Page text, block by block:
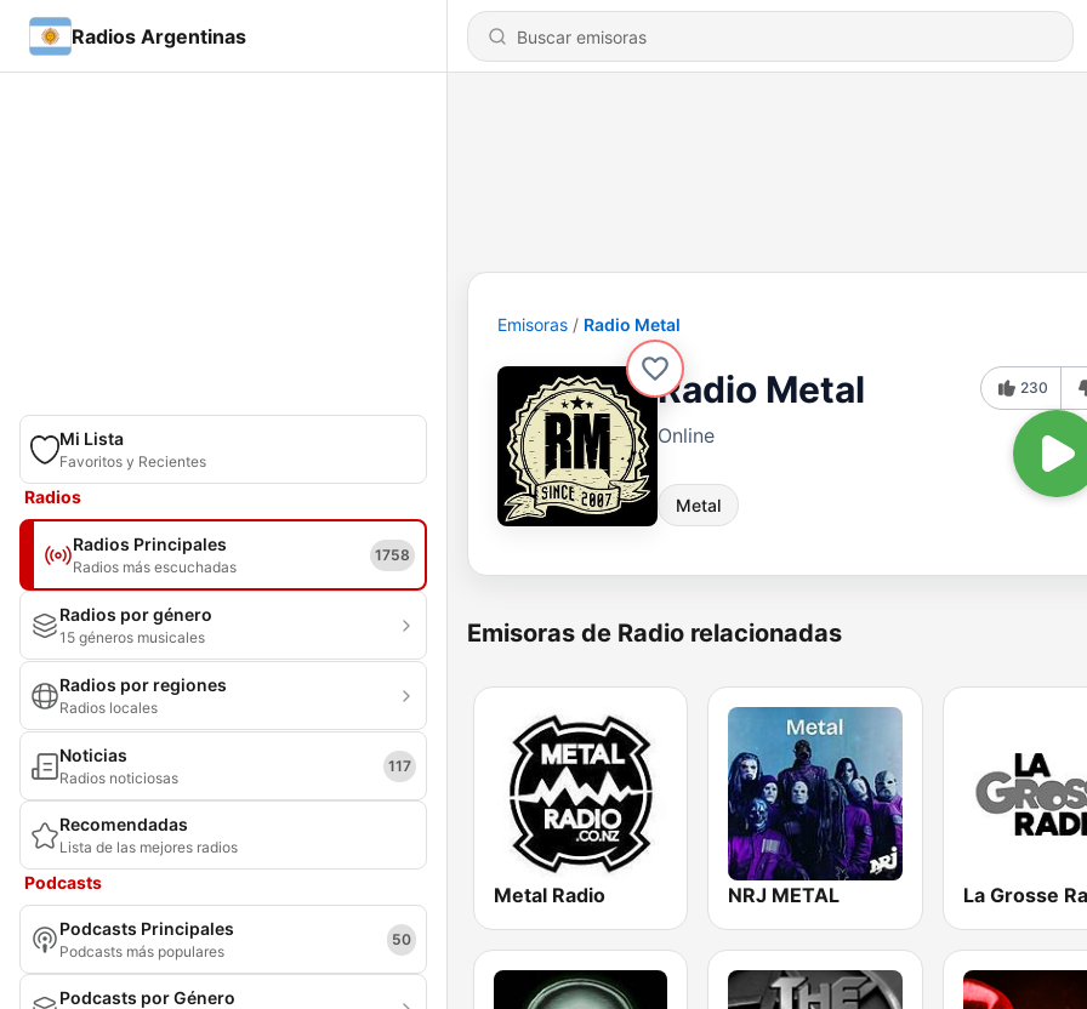
Radios Argentinas
Mi Lista
Favoritos y Recientes
Radios
Radios Principales
Radios más escuchadas
1758
Radios por género
15 géneros musicales
Radios por regiones
Radios locales
Noticias
Radios noticiosas
117
Recomendadas
Lista de las mejores radios
Podcasts
Podcasts Principales
Podcasts más populares
50
Podcasts por Género
Emisoras Radio Metal
Radio Metal
Online
Metal
230
Emisoras de Radio relacionadas
Metal Radio NRJ METAL